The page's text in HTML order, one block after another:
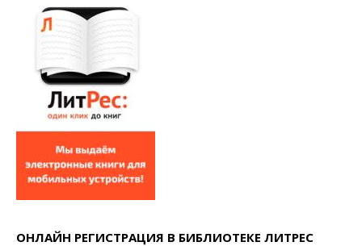
ОНЛАЙН РЕГИСТРАЦИЯ В БИБЛИОТЕКЕ ЛИТРЕС